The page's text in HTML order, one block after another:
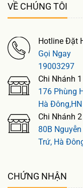
VỀ CHÚNG TÔI
Hotline Đặt
Gọi Ngay
19003297
Chi Nhánh 1
176 Phùng
Hà Đông,HN
Chi Nhánh 2
80B
Trứ, Hà
CHỨNG NHẬN